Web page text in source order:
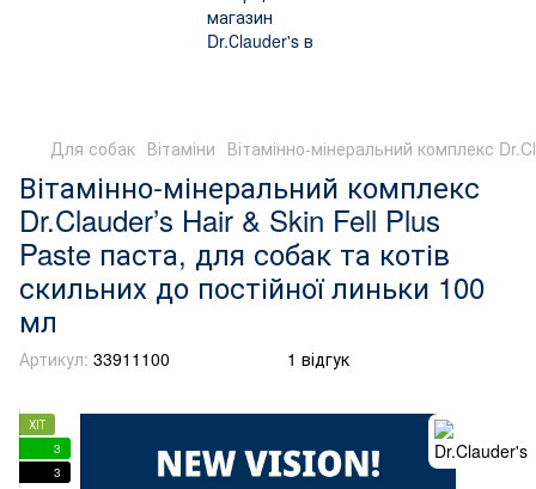
Для собак Вітаміни Вітамінно-мінеральний комплекс
Вітамінно-мінеральний комплекс
Dr.Clauder’s Hair & Skin Fell Plus
Paste паста, для собак та котів
скильних до постійної линьки 100
мл
Артикул: 33911100 1 відгук
ХІТ
3
3